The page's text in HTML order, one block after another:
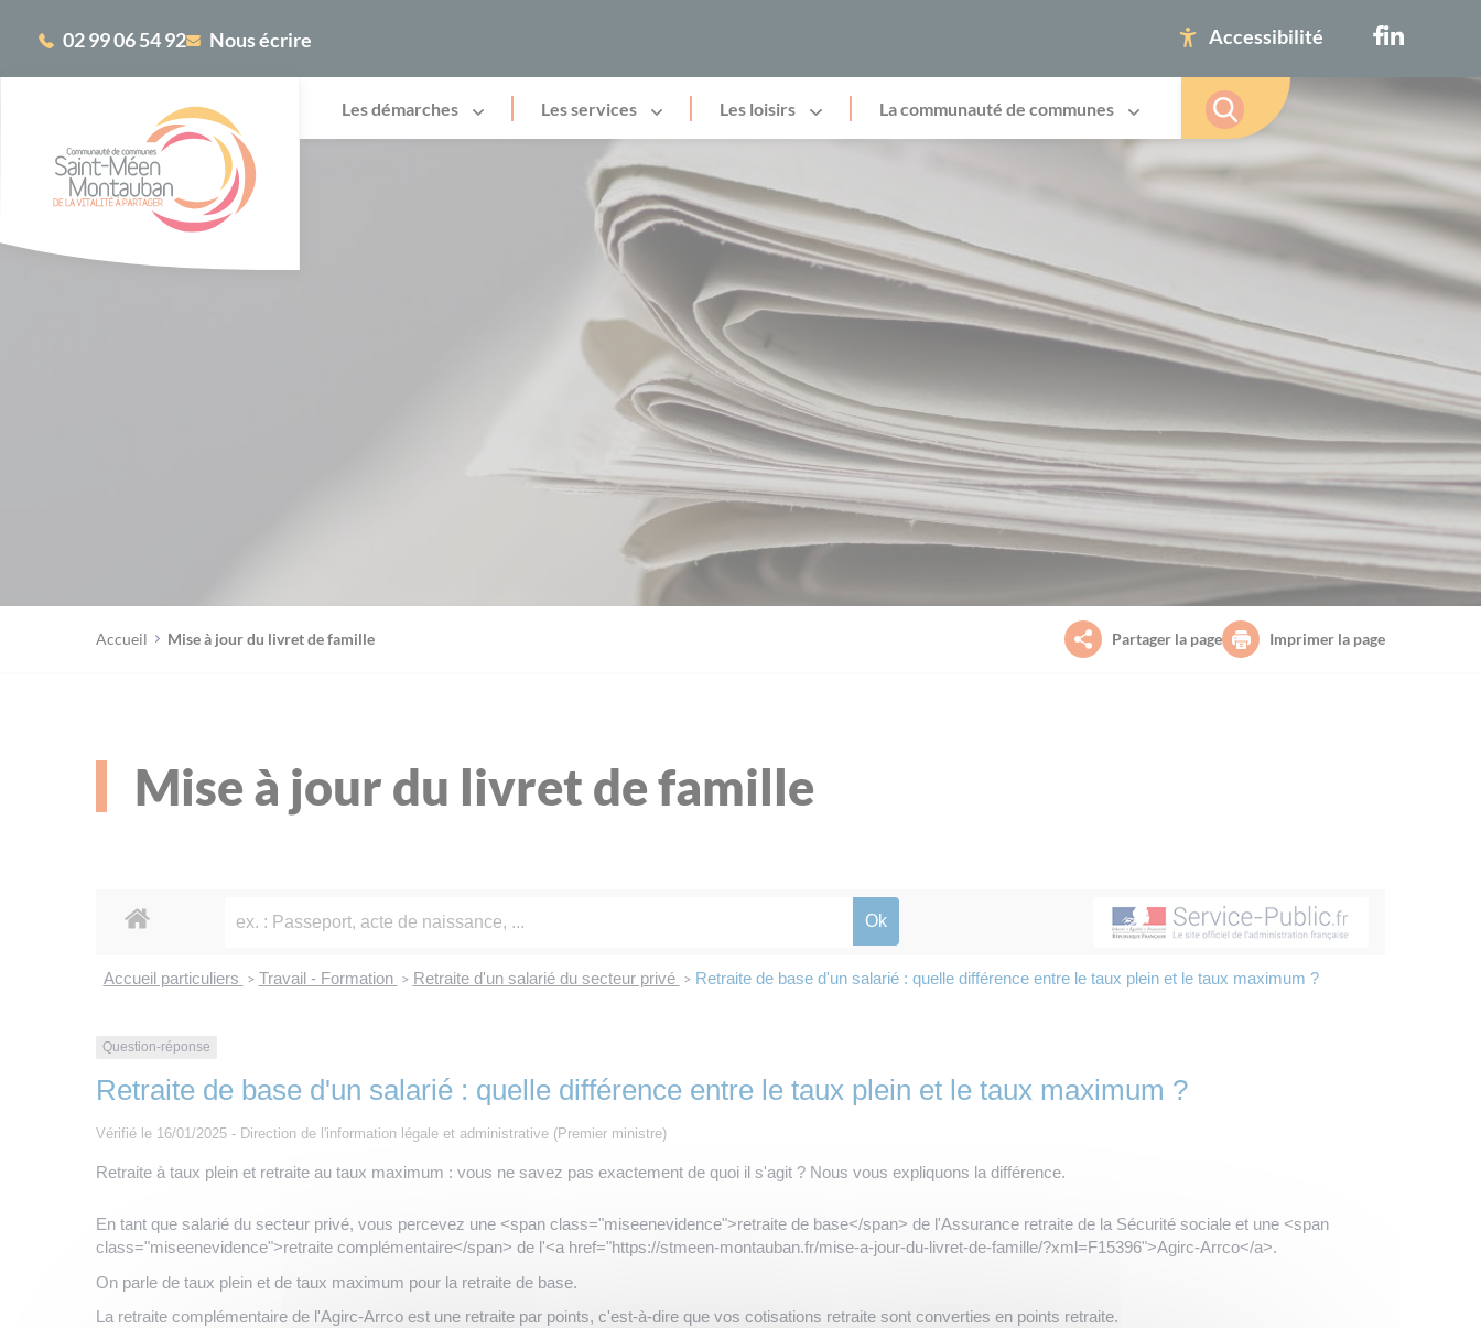
02 99 06 54 92 Nous écrire Accessibilité
Les démarches Les services Les loisirs La communauté de communes
Accueil Mise à jour du livret de famille Partager la page Imprimer la page
Mise à jour du livret de famille
Accueil particuliers > Travail - Formation > Retraite d'un salarié du secteur privé > Retraite de base d'un salarié : quelle différence entre le taux plein et le taux maximum ?
Question-réponse
Retraite de base d'un salarié : quelle différence entre le taux plein et le taux maximum ?
Vérifié le 16/01/2025 - Direction de l'information légale et administrative (Premier ministre)
Retraite à taux plein et retraite au taux maximum : vous ne savez pas exactement de quoi il s'agit ? Nous vous expliquons la différence.
En tant que salarié du secteur privé, vous percevez une <span class="miseenevidence">retraite de base</span> de l'Assurance retraite de la Sécurité sociale et une <span
class="miseenevidence">retraite complémentaire</span> de l'<a href="https://stmeen-montauban.fr/mise-a-jour-du-livret-de-famille/?xml=F15396">Agirc-Arrco</a>.
On parle de taux plein et de taux maximum pour la retraite de base.
La retraite complémentaire de l'Agirc-Arrco est une retraite par points, c'est-à-dire que vos cotisations retraite sont converties en points retraite.